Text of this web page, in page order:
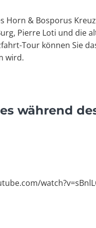
Horn & Bosporus
Pierre Loti und die
Tour können Sie
wird.
während